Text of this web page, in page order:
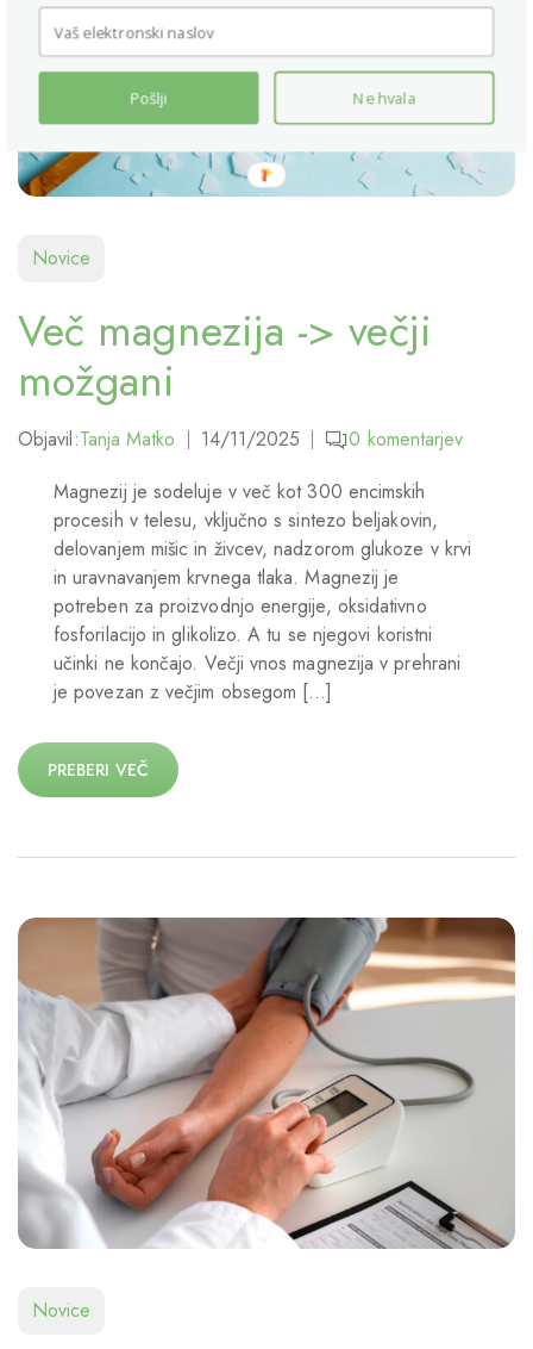
Novice
Več magnezija -> večji
možgani
Objavil:Tanja Matko 14/11/2025 0 komentarjev
Magnezij je sodeluje v več kot 300 encimskih
procesih v telesu, vključno s sintezo beljakovin,
delovanjem mišic in živcev, nadzorom glukoze v krvi
in uravnavanjem krvnega tlaka. Magnezij je
potreben za proizvodnjo energije, oksidativno
fosforilacijo in glikolizo. A tu se njegovi koristni
učinki ne končajo. Večji vnos magnezija v prehrani
je povezan z večjim obsegom […]
PREBERI VEČ
Novice
Pošlji Ne hvala